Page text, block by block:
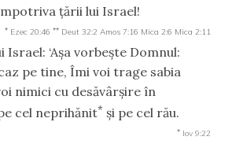
ţării lui Israel!
* Ezec 20:46 ** Deut 32:2 Amos 7:16 Mica 2:6 Mica 2:11
Israel: ‘Aşa vorbeşte Domnul:
pe tine, Îmi voi trage sabia
nimici cu desăvârşire în
cel neprihănit* şi pe cel rău.
* Iov 9:22